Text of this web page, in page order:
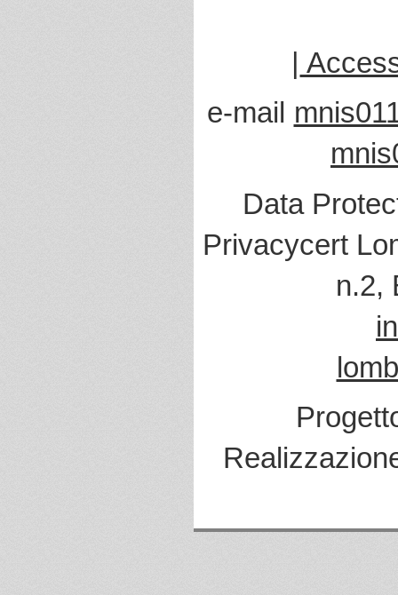
|
e-mail
Data
Privacycert
n.2,